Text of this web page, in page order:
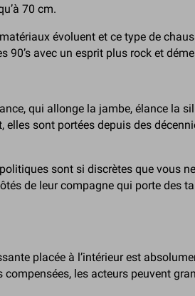
70 cm.
évoluent et ce type de
avec un esprit plus rock et
qui allonge la jambe, élance la
sont portées depuis des
sont si discrètes que vous
de leur compagne qui porte des
placée à l’intérieur est
les acteurs peuvent